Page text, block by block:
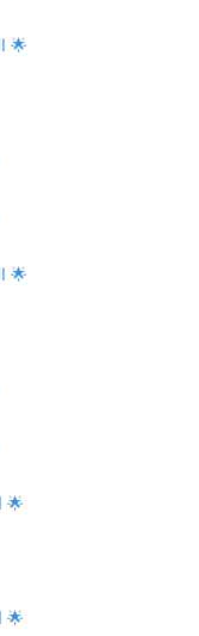
الرقص للرياضة يوليو 4 (للمتقدمين) 🌟
الرقص للرياضة يونيو 4 (للمتقدمين) 🌟
الرقص للرياضة مايو 4 (للمتقدمين) 🌟
الرقص للرياضة مايو 2 (للمتقدمين) 🌟